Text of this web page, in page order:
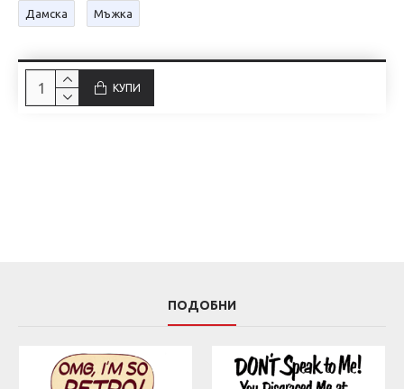
Дамска Мъжка
КУПИ
ПОДОБНИ